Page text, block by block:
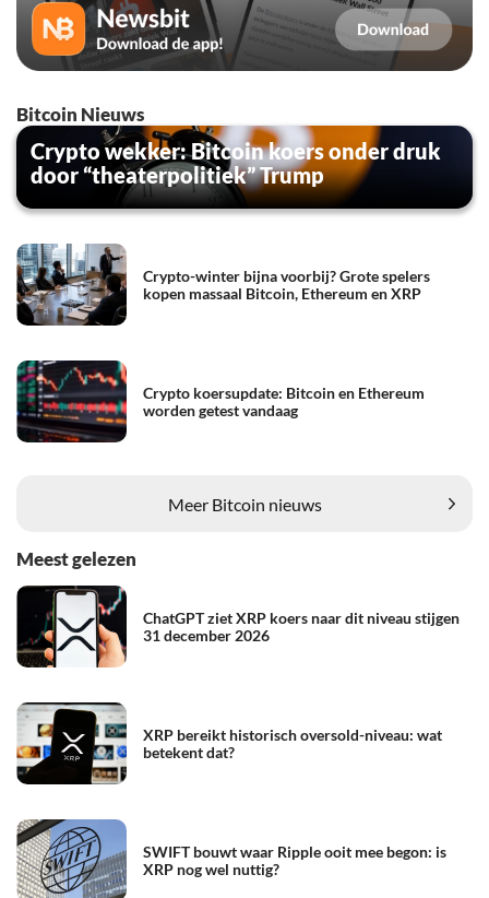
Bitcoin Nieuws
Crypto wekker: Bitcoin koers onder druk
door “theaterpolitiek” Trump
Crypto-winter bijna voorbij? Grote spelers
kopen massaal Bitcoin, Ethereum en XRP
Crypto koersupdate: Bitcoin en Ethereum
worden getest vandaag
Meer Bitcoin nieuws
Meest gelezen
ChatGPT ziet XRP koers naar dit niveau stijgen
31 december 2026
XRP bereikt historisch oversold-niveau: wat
betekent dat?
SWIFT bouwt waar Ripple ooit mee begon: is
XRP nog wel nuttig?